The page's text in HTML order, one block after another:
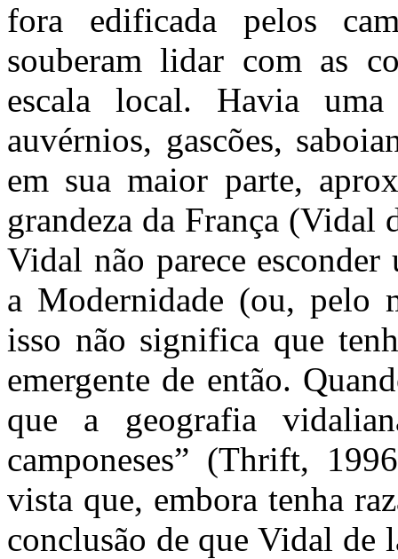
fora edificada pelos
souberam lidar com as
escala local. Havia
auvérnios, gascões,
em sua maior parte,
grandeza da França
Vidal não parece esconder
a Modernidade (ou, pelo
isso não significa que
emergente de então.
que a geografia
camponeses” (Thrift,
vista que, embora tenha
conclusão de que Vidal de